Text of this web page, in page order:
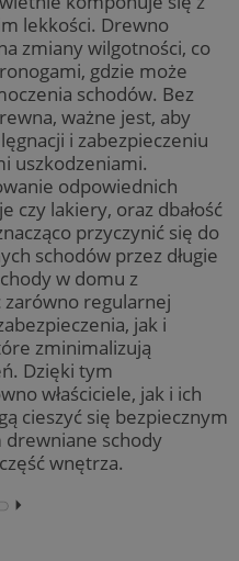
lekkości. Drewno
zmiany wilgotności, co
gdzie może
schodów. Bez
ważne jest, aby
i zabezpieczeniu
uszkodzeniami.
odpowiednich
czy lakiery, oraz dbałość
przyczynić się do
schodów przez długie
w domu z
regularnej
jak i
zminimalizują
Dzięki tym
właściciele, jak i ich
cieszyć się bezpiecznym
schody
wnętrza.
⏵︎